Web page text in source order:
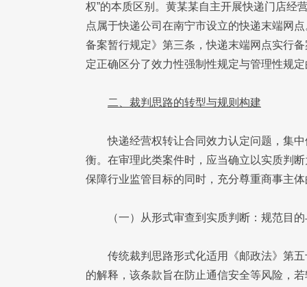
权”的本质区别。黄某某自主开展快递门店经
点属于快递公司在南宁市设立的快递末端网
备案暂行规定》第三条，快递末端网点实行
定正确区分了效力性强制性规定与管理性规
二、裁判思路的转型与规则构建
快递经营权转让合同效力认定问题，集
衡。在审理此类案件时，应当确立以实质判
保障行业监管目标的同时，充分尊重商事主
（一）从形式审查到实质判断：规范目
传统裁判思路形式化适用《邮政法》第
的解释，该条款旨在防止通信安全等风险，